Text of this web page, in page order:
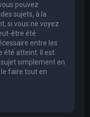
pouvez
sujets, à la
si vous ne voyez
être été
entre les
été atteint. Il est
simplement en
faire tout en